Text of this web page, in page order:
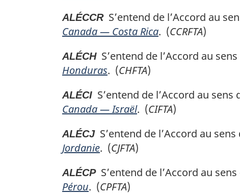
ALÉCCRS’entend de l’Accord au
Canada — Costa Rica. (CCRFTA)
ALÉCHS’entend de l’Accord au
Honduras. (CHFTA)
ALÉCI S’entend de l’Accord au
Canada — Israël. (CIFTA)
ALÉCJS’entend de l’Accord au sens
Jordanie. (CJFTA)
ALÉCPS’entend de l’Accord au sens
Pérou. (CPFTA)